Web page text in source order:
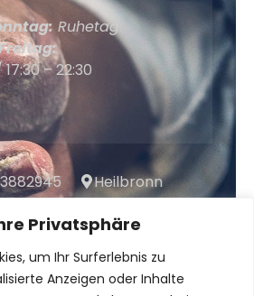
Privatsphäre
um Ihr Surferlebnis zu
Anzeigen oder Inhalte
Ruhetag
17:30 – 22:30
Heilbronn